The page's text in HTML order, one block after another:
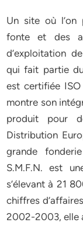
Un site où l’on
fonte et des
d’exploitation
qui fait partie
est certifiée
montre son
produit pour
Distribution
grande
S.M.F.N. est
s’élevant à 21
chiffres
2002-2003, elle